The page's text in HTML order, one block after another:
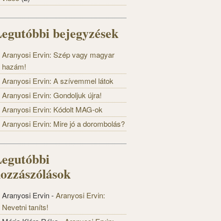
bejegyzések
Aranyosi Ervin: Szép vagy magyar
hazám!
Aranyosi Ervin: A szívemmel látok
Aranyosi Ervin: Gondoljuk újra!
Aranyosi Ervin: Kódolt MAG-ok
Aranyosi Ervin: Mire jó a dorombolás?
Aranyosi Ervin-Aranyosi Ervin:
Nevetni taníts!